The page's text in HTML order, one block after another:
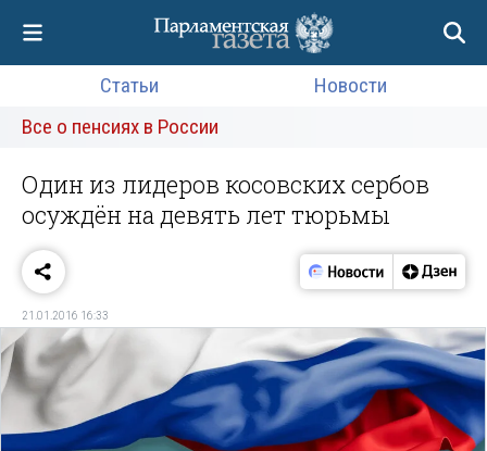
Статьи
Новости
Все о пенсиях в России
Один из лидеров косовских сербов
осуждён на девять лет тюрьмы
21.01.2016 16:33